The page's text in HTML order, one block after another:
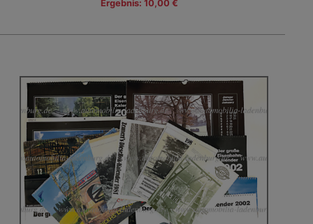
Ergebnis: 10,00 €